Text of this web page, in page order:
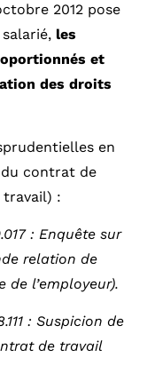
2012 pose
les
et
des droits
en
du contrat de
travail) :
: Enquête sur
relation de
l’employeur).
: Suspicion de
de travail